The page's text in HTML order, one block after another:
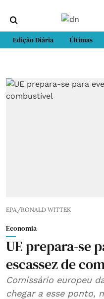
Edição Diária Últimas
EPA/RONALD WITTEK
Economia
UE prepara-se
escassez de
Comissário europeu
chegar a esse ponto,